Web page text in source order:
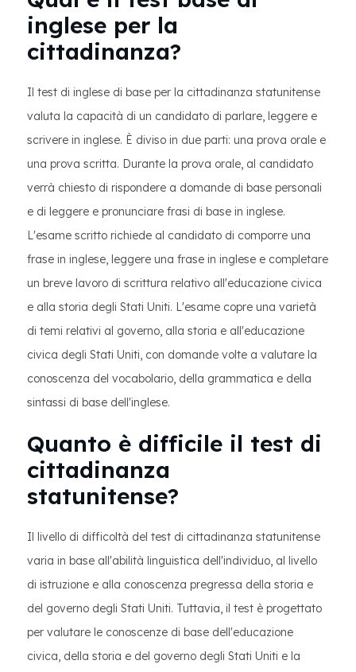
inglese per la
cittadinanza?
Il test di inglese di base per la cittadinanza statunitense
valuta la capacità di un candidato di parlare, leggere e
scrivere in inglese. È diviso in due parti: una prova orale e
una prova scritta. Durante la prova orale, al candidato
verrà chiesto di rispondere a domande di base personali
e di leggere e pronunciare frasi di base in inglese.
L'esame scritto richiede al candidato di comporre una
frase in inglese, leggere una frase in inglese e completare
un breve lavoro di scrittura relativo all'educazione civica
e alla storia degli Stati Uniti. L'esame copre una varietà
di temi relativi al governo, alla storia e all'educazione
civica degli Stati Uniti, con domande volte a valutare la
conoscenza del vocabolario, della grammatica e della
sintassi di base dell'inglese.
Quanto è difficile il test di
cittadinanza
statunitense?
Il livello di difficoltà del test di cittadinanza statunitense
varia in base all'abilità linguistica dell'individuo, al livello
di istruzione e alla conoscenza pregressa della storia e
del governo degli Stati Uniti. Tuttavia, il test è progettato
per valutare le conoscenze di base dell'educazione
civica, della storia e del governo degli Stati Uniti e la